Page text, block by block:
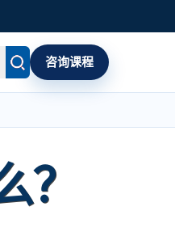
咨询课程
？